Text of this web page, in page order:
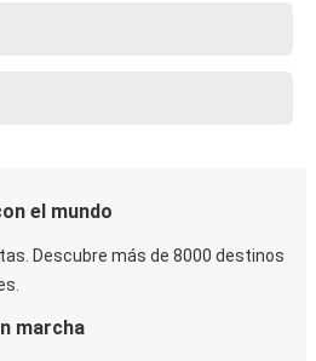
el mundo
Descubre más de 8000 destinos
marcha